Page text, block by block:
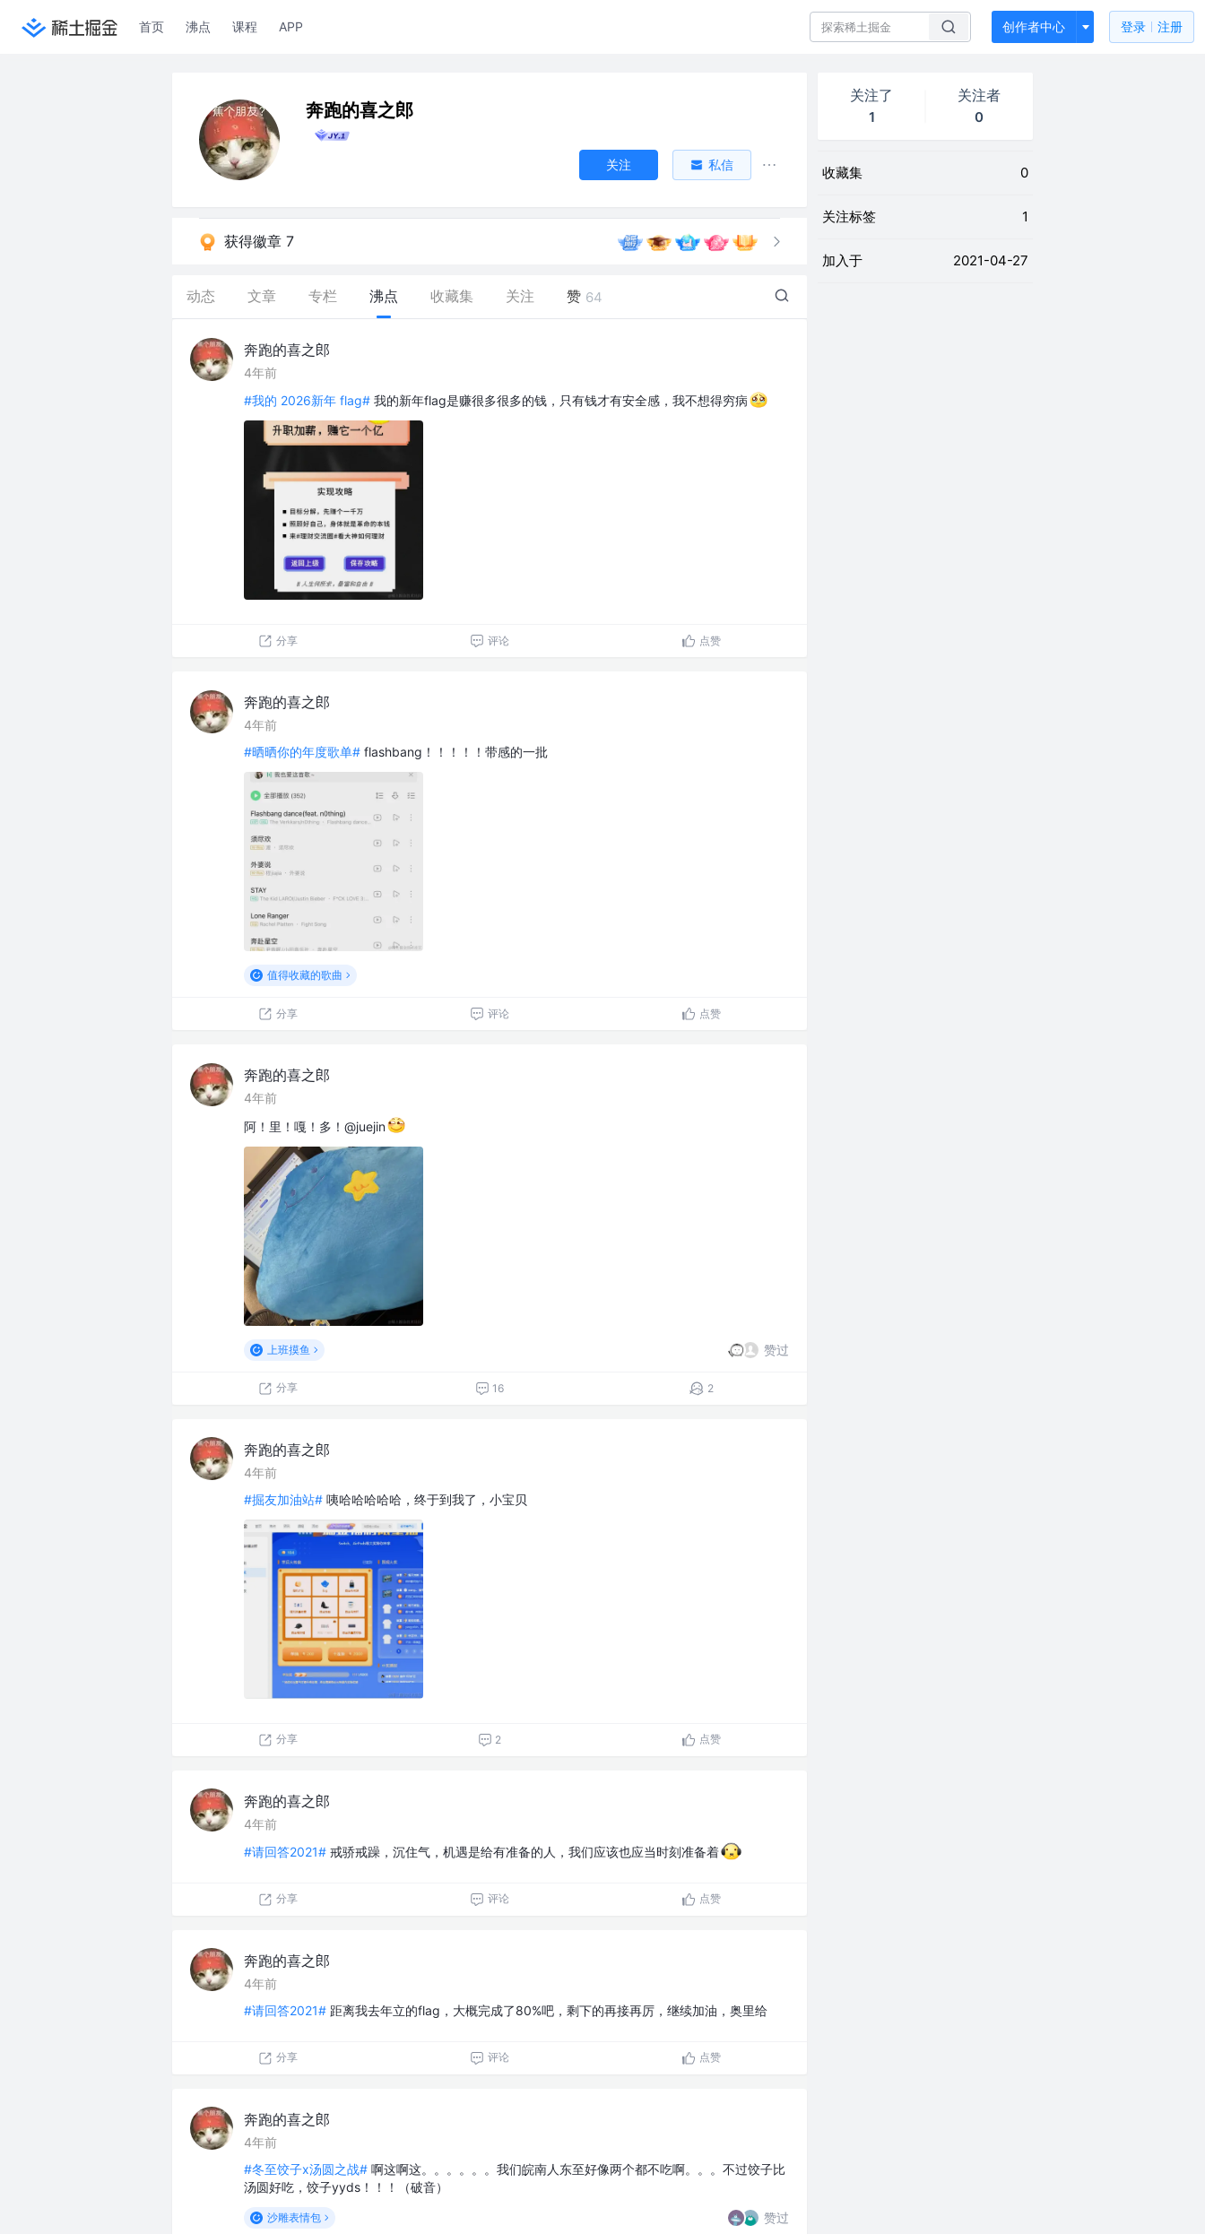
首页 沸点 课程 APP 创作者中心 登录 注册
奔跑的喜之郎
关注 私信
获得徽章 7
动态 文章 专栏 沸点 收藏集 关注 赞 64
奔跑的喜之郎
4年前
#我的 2026新年 flag# 我的新年flag是赚很多很多的钱，只有钱才有安全感，我不想得穷病
分享 评论 点赞
奔跑的喜之郎
4年前
#晒晒你的年度歌单# flashbang！！！！！带感的一批
值得收藏的歌曲
分享 评论 点赞
奔跑的喜之郎
4年前
阿！里！嘎！多！@juejin
上班摸鱼 赞过
分享 16 2
奔跑的喜之郎
4年前
#掘友加油站# 咦哈哈哈哈哈，终于到我了，小宝贝
分享 2 点赞
奔跑的喜之郎
4年前
#请回答2021# 戒骄戒躁，沉住气，机遇是给有准备的人，我们应该也应当时刻准备着
分享 评论 点赞
奔跑的喜之郎
4年前
#请回答2021# 距离我去年立的flag，大概完成了80%吧，剩下的再接再厉，继续加油，奥里给
分享 评论 点赞
奔跑的喜之郎
4年前
#冬至饺子x汤圆之战# 啊这啊这。。。。。。我们皖南人东至好像两个都不吃啊。。。不过饺子比
汤圆好吃，饺子yyds！！！（破音）
沙雕表情包 赞过
关注了
1
关注者
0
收藏集 0
关注标签 1
加入于 2021-04-27